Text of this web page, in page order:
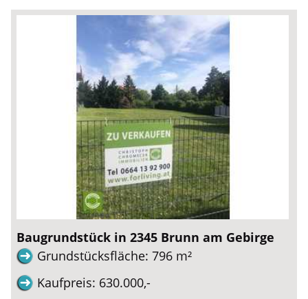
Baugrundstück in 2345 Brunn am Gebirge
Grundstücksfläche: 796 m²
Kaufpreis: 630.000,-